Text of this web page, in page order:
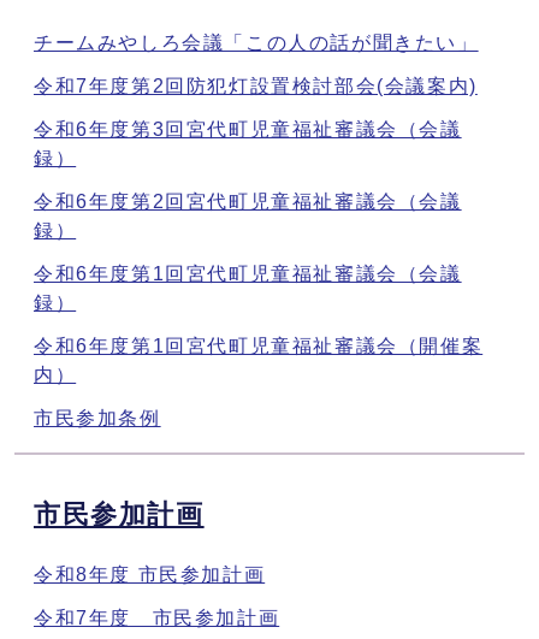
チームみやしろ会議「この人の話が聞きたい」
令和7年度第2回防犯灯設置検討部会(会議案内)
令和6年度第3回宮代町児童福祉審議会（会議
録）
令和6年度第2回宮代町児童福祉審議会（会議
録）
令和6年度第1回宮代町児童福祉審議会（会議
録）
令和6年度第1回宮代町児童福祉審議会（開催案
内）
市民参加条例
市民参加計画
令和8年度 市民参加計画
令和7年度 市民参加計画